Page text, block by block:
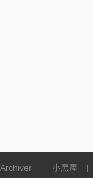
Archiver 小黑屋